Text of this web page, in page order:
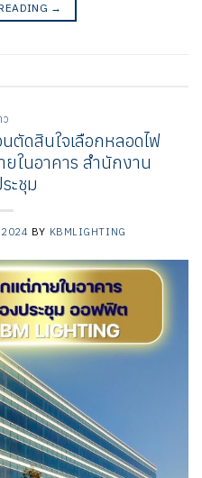
→
ว
ตัดสินใจเลือกหลอดไฟ
ในอาคาร สำนักงาน
ะชุม
BY KBMLIGHTING